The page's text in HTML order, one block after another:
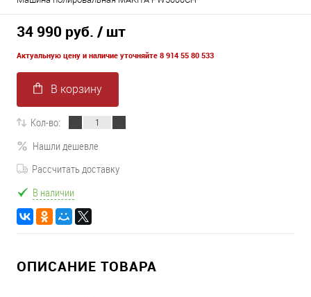
34 990 руб. / шт
Актуальную цену и наличие уточняйте 8 914 55 80 533
В корзину
Кол-во:
Нашли дешевле
Рассчитать доставку
В наличии
ОПИСАНИЕ ТОВАРА